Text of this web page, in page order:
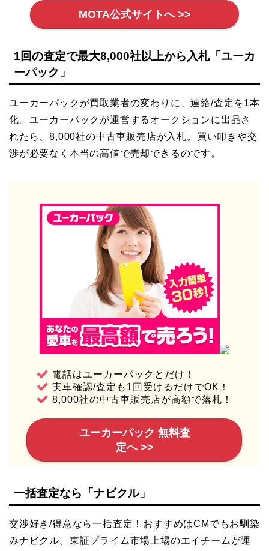
MOTA公式サイトへ >>
1回の査定で最大8,000社以上から入札「ユーカ
ーパック」
ユーカーパックが買取業者の変わりに、連絡/査定を1本
化。ユーカーパックが運営するオークションに出品さ
れたら、8,000社の中古車販売店が入札。買い叩きや交
渉が必要なく本当の高値で売却できるのです。
電話はユーカーパックとだけ！
実車確認/査定も1回受けるだけでOK！
8,000社の中古車販売店が高額で落札！
ユーカーパック 無料査
定へ >>
一括査定なら「ナビクル」
交渉好き/得意なら一括査定！おすすめはCMでもお馴染
みナビクル。東証プライム市場上場のエイチームが運